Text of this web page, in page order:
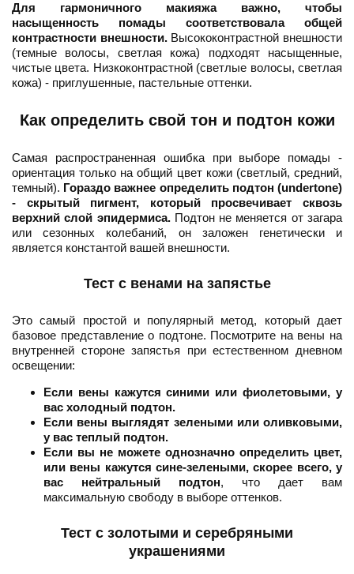
Для гармоничного макияжа важно, чтобы
насыщенность помады соответствовала общей
контрастности внешности.Высококонтрастной внешности
(темные волосы, светлая кожа) подходят насыщенные,
чистые цвета. Низкоконтрастной (светлые волосы, светлая
кожа) - приглушенные, пастельные оттенки.
Как определить свой тон и подтон кожи
Самая распространенная ошибка при выборе помады -
ориентация только на общий цвет кожи (светлый, средний,
темный). Гораздо важнее определить подтон (undertone)
- скрытый пигмент, который просвечивает сквозь
верхний слой эпидермиса.Подтон не меняется от загара
или сезонных колебаний, он заложен генетически и
является константой вашей внешности.
Тест с венами на запястье
Это самый простой и популярный метод, который дает
базовое представление о подтоне. Посмотрите на вены на
внутренней стороне запястья при естественном дневном
освещении:
Если вены кажутся синими или фиолетовыми, у
вас холодный подтон.
Если вены выглядят зелеными или оливковыми,
у вас теплый подтон.
Если вы не можете однозначно определить цвет,
или вены кажутся сине-зелеными, скорее всего, у
вас нейтральный подтон, что дает вам
максимальную свободу в выборе оттенков.
Тест с золотыми и серебряными
украшениями